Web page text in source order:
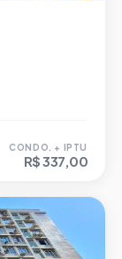
CONDO. + IPTU
R$ 337,00